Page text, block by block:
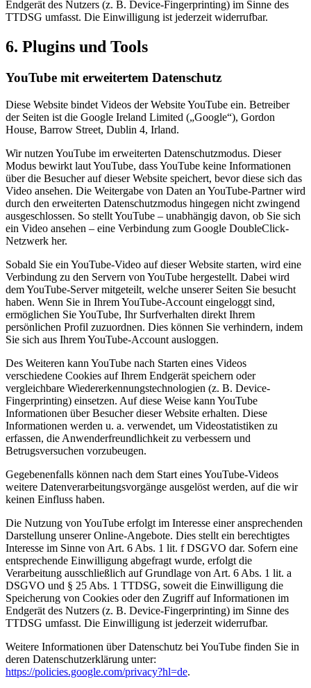
Endgerät des Nutzers (z. B. Device-Fingerprinting) im Sinne des
TTDSG umfasst. Die Einwilligung ist jederzeit widerrufbar.
6. Plugins und Tools
YouTube mit erweitertem Datenschutz
Diese Website bindet Videos der Website YouTube ein. Betreiber
der Seiten ist die Google Ireland Limited („Google“), Gordon
House, Barrow Street, Dublin 4, Irland.
Wir nutzen YouTube im erweiterten Datenschutzmodus. Dieser
Modus bewirkt laut YouTube, dass YouTube keine Informationen
über die Besucher auf dieser Website speichert, bevor diese sich das
Video ansehen. Die Weitergabe von Daten an YouTube-Partner wird
durch den erweiterten Datenschutzmodus hingegen nicht zwingend
ausgeschlossen. So stellt YouTube – unabhängig davon, ob Sie sich
ein Video ansehen – eine Verbindung zum Google DoubleClick-
Netzwerk her.
Sobald Sie ein YouTube-Video auf dieser Website starten, wird eine
Verbindung zu den Servern von YouTube hergestellt. Dabei wird
dem YouTube-Server mitgeteilt, welche unserer Seiten Sie besucht
haben. Wenn Sie in Ihrem YouTube-Account eingeloggt sind,
ermöglichen Sie YouTube, Ihr Surfverhalten direkt Ihrem
persönlichen Profil zuzuordnen. Dies können Sie verhindern, indem
Sie sich aus Ihrem YouTube-Account ausloggen.
Des Weiteren kann YouTube nach Starten eines Videos
verschiedene Cookies auf Ihrem Endgerät speichern oder
vergleichbare Wiedererkennungstechnologien (z. B. Device-
Fingerprinting) einsetzen. Auf diese Weise kann YouTube
Informationen über Besucher dieser Website erhalten. Diese
Informationen werden u. a. verwendet, um Videostatistiken zu
erfassen, die Anwenderfreundlichkeit zu verbessern und
Betrugsversuchen vorzubeugen.
Gegebenenfalls können nach dem Start eines YouTube-Videos
weitere Datenverarbeitungsvorgänge ausgelöst werden, auf die wir
keinen Einfluss haben.
Die Nutzung von YouTube erfolgt im Interesse einer ansprechenden
Darstellung unserer Online-Angebote. Dies stellt ein berechtigtes
Interesse im Sinne von Art. 6 Abs. 1 lit. f DSGVO dar. Sofern eine
entsprechende Einwilligung abgefragt wurde, erfolgt die
Verarbeitung ausschließlich auf Grundlage von Art. 6 Abs. 1 lit. a
DSGVO und § 25 Abs. 1 TTDSG, soweit die Einwilligung die
Speicherung von Cookies oder den Zugriff auf Informationen im
Endgerät des Nutzers (z. B. Device-Fingerprinting) im Sinne des
TTDSG umfasst. Die Einwilligung ist jederzeit widerrufbar.
Weitere Informationen über Datenschutz bei YouTube finden Sie in
deren Datenschutzerklärung unter:
https://policies.google.com/privacy?hl=de.